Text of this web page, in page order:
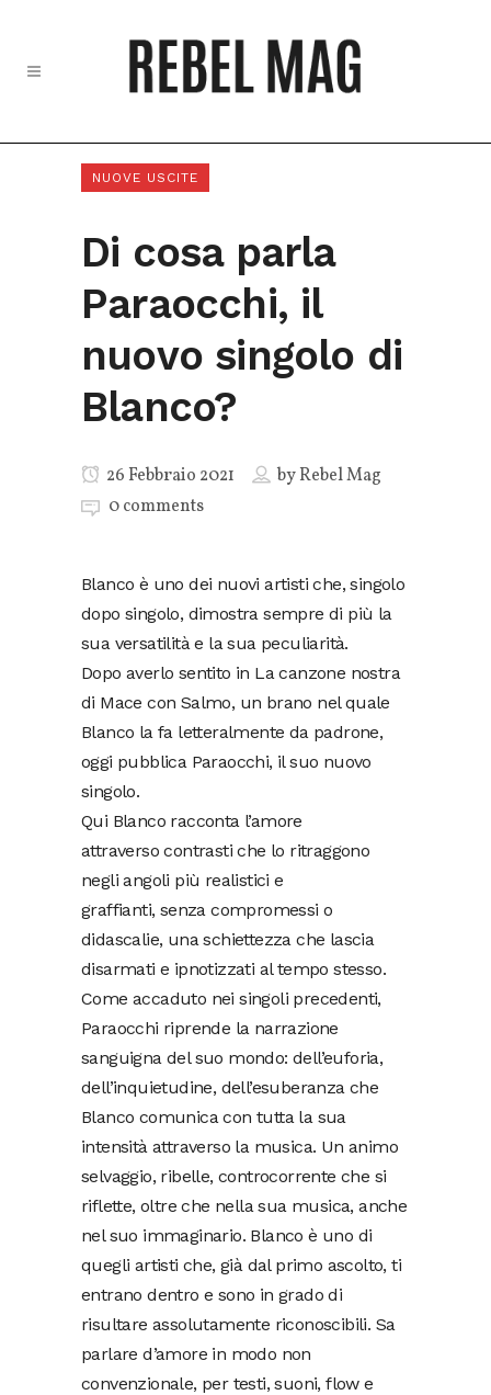
NUOVE USCITE
Di cosa parla
Paraocchi, il
nuovo singolo di
Blanco?
26 Febbraio 2021 byRebel Mag
0 comments
Blanco è uno dei nuovi artisti che, singolo
dopo singolo, dimostra sempre di più la
sua versatilità e la sua peculiarità.
Dopo averlo sentito in La canzone nostra
di Mace con Salmo, un brano nel quale
Blanco la fa letteralmente da padrone,
oggi pubblica Paraocchi, il suo nuovo
singolo.
Qui Blanco racconta l’amore
attraverso contrasti che lo ritraggono
negli angoli più realistici e
graffianti, senza compromessi o
didascalie, una schiettezza che lascia
disarmati e ipnotizzati al tempo stesso.
Come accaduto nei singoli precedenti,
Paraocchi riprende la narrazione
sanguigna del suo mondo: dell’euforia,
dell’inquietudine, dell’esuberanza che
Blanco comunica con tutta la sua
intensità attraverso la musica. Un animo
selvaggio, ribelle, controcorrente che si
riflette, oltre che nella sua musica, anche
nel suo immaginario. Blanco è uno di
quegli artisti che, già dal primo ascolto, ti
entrano dentro e sono in grado di
risultare assolutamente riconoscibili. Sa
parlare d’amore in modo non
convenzionale, per testi, suoni, flow e